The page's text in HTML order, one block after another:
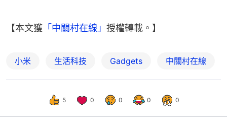
【本文獲 「中關村在線」 授權轉載。】
小米 生活科技 Gadgets 中關村在線
5 0 0 0 0